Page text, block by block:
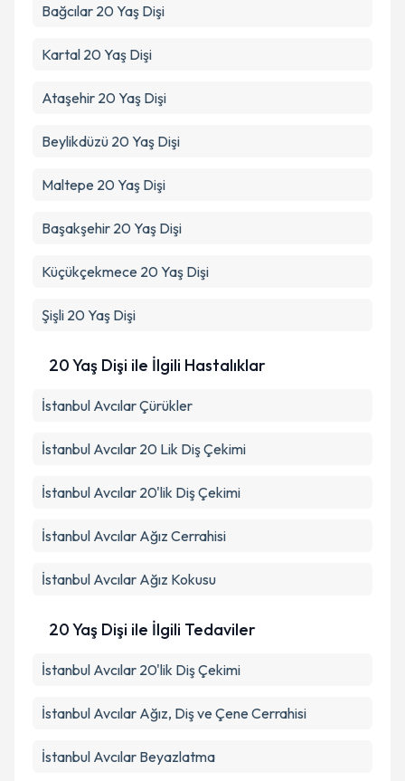
Bağcılar 20 Yaş Dişi
Kartal 20 Yaş Dişi
Ataşehir 20 Yaş Dişi
Beylikdüzü 20 Yaş Dişi
Maltepe 20 Yaş Dişi
Başakşehir 20 Yaş Dişi
Küçükçekmece 20 Yaş Dişi
Şişli 20 Yaş Dişi
20 Yaş Dişi ile İlgili Hastalıklar
İstanbul Avcılar Çürükler
İstanbul Avcılar 20 Lik Diş Çekimi
İstanbul Avcılar 20'lik Diş Çekimi
İstanbul Avcılar Ağız Cerrahisi
İstanbul Avcılar Ağız Kokusu
20 Yaş Dişi ile İlgili Tedaviler
İstanbul Avcılar 20'lik Diş Çekimi
İstanbul Avcılar Ağız, Diş ve Çene Cerrahisi
İstanbul Avcılar Beyazlatma